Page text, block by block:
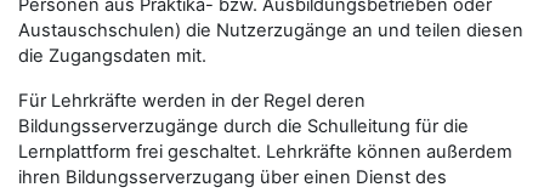
Personen aus Praktika- bzw. Ausbildungsbetrieben oder
Austauschschulen) die Nutzerzugänge an und teilen diesen
die Zugangsdaten mit.
Für Lehrkräfte werden in der Regel deren
Bildungsserverzugänge durch die Schulleitung für die
Lernplattform frei geschaltet. Lehrkräfte können außerdem
ihren Bildungsserverzugang über einen Dienst des